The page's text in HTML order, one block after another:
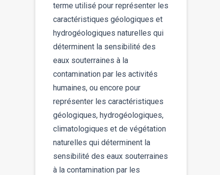
terme utilisé pour représenter les
caractéristiques géologiques et
hydrogéologiques naturelles qui
déterminent la sensibilité des
eaux souterraines à la
contamination par les activités
humaines, ou encore pour
représenter les caractéristiques
géologiques, hydrogéologiques,
climatologiques et de végétation
naturelles qui déterminent la
sensibilité des eaux souterraines
à la contamination par les